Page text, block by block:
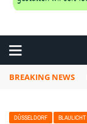
BREAKING NEWS
DÜSSELDORF BLAULICHT